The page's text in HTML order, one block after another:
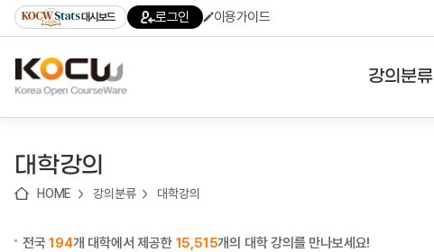
기
기
기
content)
가
대시보드 로그인 이용가이드
강의분류
대학강의
HOME 강의분류 대학강의
전국194개 대학에서 제공한 15,515개의 대학 강의를 만나보세요!